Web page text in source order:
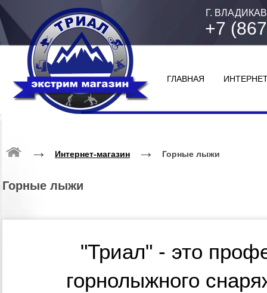
Г.
+7
ГЛАВНАЯ
→ Интернет-магазин → Горные лыжи
Горные лыжи
"Триал" - это
горнолыжного